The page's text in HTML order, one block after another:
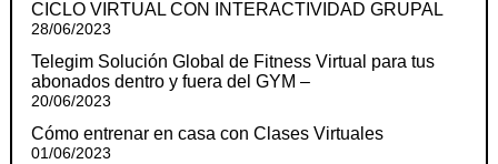
CICLO VIRTUAL CON INTERACTIVIDAD GRUPAL
28/06/2023
Telegim Solución Global de Fitness Virtual para tus
abonados dentro y fuera del GYM –
20/06/2023
Cómo entrenar en casa con Clases Virtuales
01/06/2023